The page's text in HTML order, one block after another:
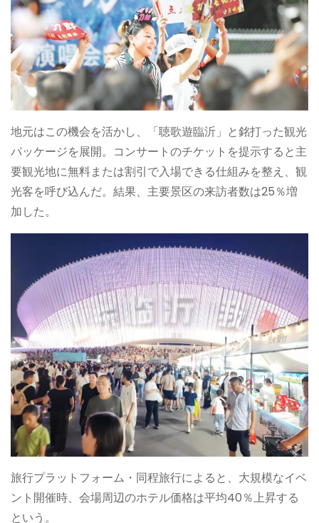
地元はこの機会を活かし、「聴歌遊臨沂」と銘打った観光
パッケージを展開。コンサートのチケットを提示すると主
要観光地に無料または割引で入場できる仕組みを整え、観
光客を呼び込んだ。結果、主要景区の来訪者数は25％増
加した。
旅行プラットフォーム・同程旅行によると、大規模なイベ
ント開催時、会場周辺のホテル価格は平均40％上昇する
という。